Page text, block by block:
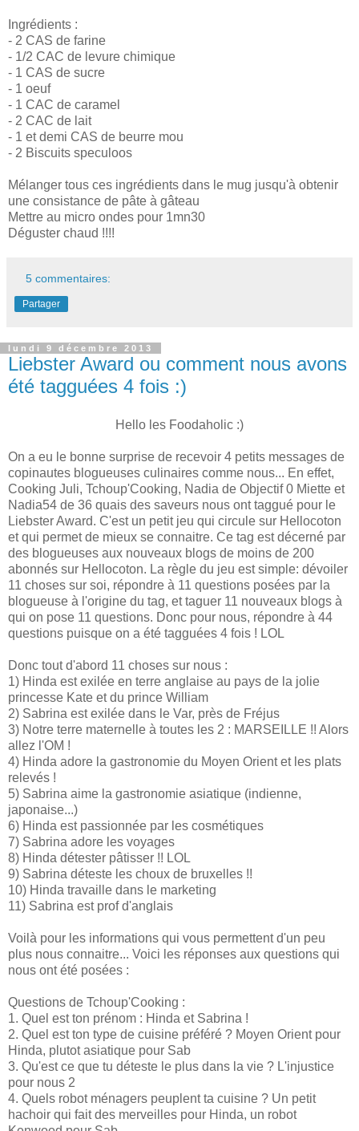
Ingrédients :
- 2 CAS de farine
- 1/2 CAC de levure chimique
- 1 CAS de sucre
- 1 oeuf
- 1 CAC de caramel
- 2 CAC de lait
- 1 et demi CAS de beurre mou
- 2 Biscuits speculoos
Mélanger tous ces ingrédients dans le mug jusqu'à obtenir
une consistance de pâte à gâteau
Mettre au micro ondes pour 1mn30
Déguster chaud !!!!
5 commentaires:
Partager
lundi 9 décembre 2013
Liebster Award ou comment nous avons
été tagguées 4 fois :)
Hello les Foodaholic :)
On a eu le bonne surprise de recevoir 4 petits messages de
copinautes blogueuses culinaires comme nous... En effet,
Cooking Juli, Tchoup'Cooking, Nadia de Objectif 0 Miette et
Nadia54 de 36 quais des saveurs nous ont taggué pour le
Liebster Award. C'est un petit jeu qui circule sur Hellocoton
et qui permet de mieux se connaitre. Ce tag est décerné par
des blogueuses aux nouveaux blogs de moins de 200
abonnés sur Hellocoton. La règle du jeu est simple: dévoiler
11 choses sur soi, répondre à 11 questions posées par la
blogueuse à l'origine du tag, et taguer 11 nouveaux blogs à
qui on pose 11 questions. Donc pour nous, répondre à 44
questions puisque on a été tagguées 4 fois ! LOL
Donc tout d'abord 11 choses sur nous :
1) Hinda est exilée en terre anglaise au pays de la jolie
princesse Kate et du prince William
2) Sabrina est exilée dans le Var, près de Fréjus
3) Notre terre maternelle à toutes les 2 : MARSEILLE !! Alors
allez l'OM !
4) Hinda adore la gastronomie du Moyen Orient et les plats
relevés !
5) Sabrina aime la gastronomie asiatique (indienne,
japonaise...)
6) Hinda est passionnée par les cosmétiques
7) Sabrina adore les voyages
8) Hinda détester pâtisser !! LOL
9) Sabrina déteste les choux de bruxelles !!
10) Hinda travaille dans le marketing
11) Sabrina est prof d'anglais
Voilà pour les informations qui vous permettent d'un peu
plus nous connaitre... Voici les réponses aux questions qui
nous ont été posées :
Questions de Tchoup'Cooking :
1. Quel est ton prénom : Hinda et Sabrina !
2. Quel est ton type de cuisine préféré ? Moyen Orient pour
Hinda, plutot asiatique pour Sab
3. Qu'est ce que tu déteste le plus dans la vie ? L'injustice
pour nous 2
4. Quels robot ménagers peuplent ta cuisine ? Un petit
hachoir qui fait des merveilles pour Hinda, un robot